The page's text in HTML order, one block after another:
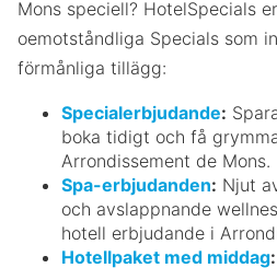
Mons speciell? HotelSpecials
oemotståndliga Specials som
förmånliga tillägg:
Specialerbjudande:
boka tidigt och få
Arrondissement de Mons.
Spa-erbjudanden: Njut
och avslappnande
hotell erbjudande i
Hotellpaket med middag: